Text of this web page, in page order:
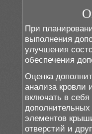
При
выполнения
улучшения
обеспечения
Оценка
анализа кровли
включать в
элементов
отверстий и